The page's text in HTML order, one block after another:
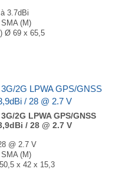
3.7dBi
(M)
Ø 69 x 65,5
2G LPWA GPS/GNSS
/ 28 @ 2.7 V
@ 2.7 V
(M)
x 42 x 15,3